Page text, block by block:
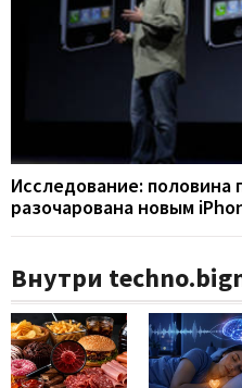
Исследование: половина
разочарована новым
Внутри